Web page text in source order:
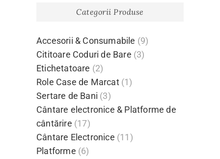
Categorii Produse
Accesorii & Consumabile (9)
Cititoare Coduri de Bare (3)
Etichetatoare (2)
Role Case de Marcat (1)
Sertare de Bani (3)
Cântare electronice & Platforme de
cântărire (17)
Cântare Electronice (11)
Platforme (6)